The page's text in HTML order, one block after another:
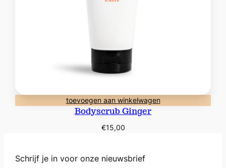
toevoegen aan winkelwagen
Bodyscrub Ginger
€15,00
Schrijf je in voor onze nieuwsbrief